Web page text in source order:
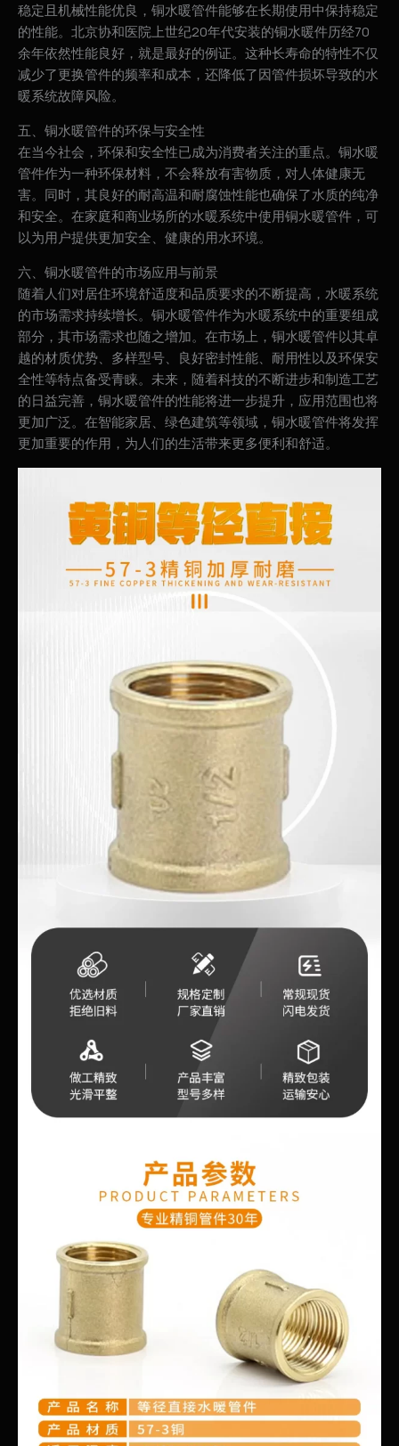
稳定且机械性能优良，铜水暖管件能够在长期使用中保持稳定
的性能。北京协和医院上世纪20年代安装的铜水暖件历经70
余年依然性能良好，就是最好的例证。这种长寿命的特性不仅
减少了更换管件的频率和成本，还降低了因管件损坏导致的水
暖系统故障风险。
五、铜水暖管件的环保与安全性
在当今社会，环保和安全性已成为消费者关注的重点。铜水暖
管件作为一种环保材料，不会释放有害物质，对人体健康无
害。同时，其良好的耐高温和耐腐蚀性能也确保了水质的纯净
和安全。在家庭和商业场所的水暖系统中使用铜水暖管件，可
以为用户提供更加安全、健康的用水环境。
六、铜水暖管件的市场应用与前景
随着人们对居住环境舒适度和品质要求的不断提高，水暖系统
的市场需求持续增长。铜水暖管件作为水暖系统中的重要组成
部分，其市场需求也随之增加。在市场上，铜水暖管件以其卓
越的材质优势、多样型号、良好密封性能、耐用性以及环保安
全性等特点备受青睐。未来，随着科技的不断进步和制造工艺
的日益完善，铜水暖管件的性能将进一步提升，应用范围也将
更加广泛。在智能家居、绿色建筑等领域，铜水暖管件将发挥
更加重要的作用，为人们的生活带来更多便利和舒适。